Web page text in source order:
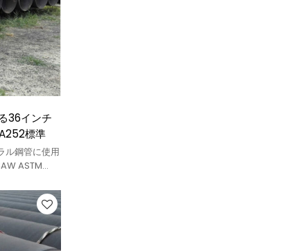
36インチ
標準
ル鋼管に使用
ASTM